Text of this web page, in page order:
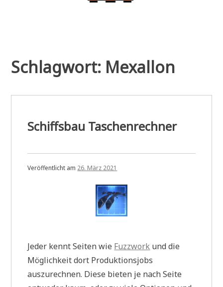
Schlagwort: Mexallon
Schiffsbau Taschenrechner
Veröffentlicht am 26. März 2021
Jeder kennt Seiten wie Fuzzwork und die
Möglichkeit dort Produktionsjobs
auszurechnen. Diese bieten je nach Seite